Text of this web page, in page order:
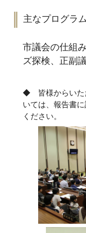
主なプログラム
市議会の仕組
ズ探検、正副
◆ 皆様からいた
いては、報告書
ください。